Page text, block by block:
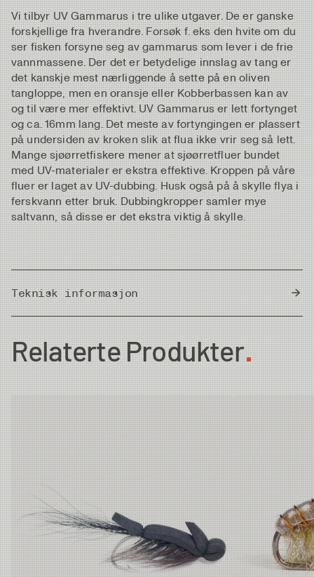
Vi tilbyr UV Gammarus i tre ulike utgaver. De er ganske
forskjellige fra hverandre. Forsøk f. eks den hvite om du
ser fisken forsyne seg av gammarus som lever i de frie
vannmassene. Der det er betydelige innslag av tang er
det kanskje mest nærliggende å sette på en oliven
tangloppe, men en oransje eller Kobberbassen kan av
og til være mer effektivt. UV Gammarus er lett fortynget
og ca. 16mm lang. Det meste av fortyngingen er plassert
på undersiden av kroken slik at flua ikke vrir seg så lett.
Mange sjøørretfiskere mener at sjøørretfluer bundet
med UV-materialer er ekstra effektive. Kroppen på våre
fluer er laget av UV-dubbing. Husk også på å skylle flya i
ferskvann etter bruk. Dubbingkropper samler mye
saltvann, så disse er det ekstra viktig å skylle.
Teknisk informasjon
Country of Origin Thailand
Relaterte Produkter